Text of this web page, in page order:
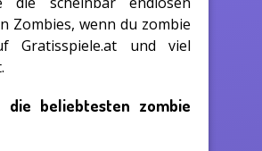
Zombies, wenn du zombie
Gratisspiele.at und viel
die beliebtesten zombie